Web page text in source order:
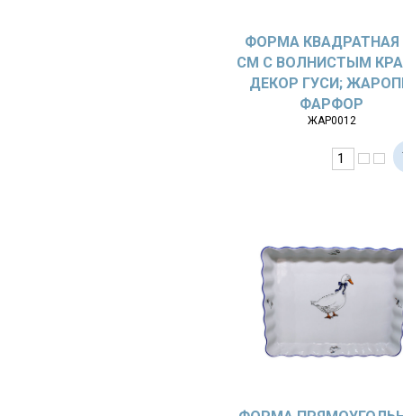
ФОРМА КВАДРАТНАЯ
СМ С ВОЛНИСТЫМ
ДЕКОР ГУСИ;
ФАРФОР
ЖАР0012